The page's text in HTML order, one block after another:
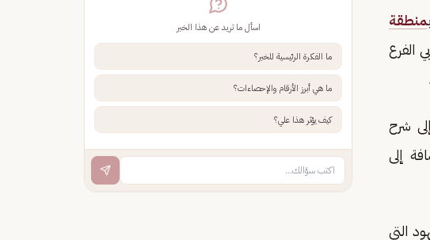
منطقة
الفرع
شرح
إلى
التي
اسأل ما تريد عن هذا الخبر
ما الفكرة الرئيسية للخبر؟
ما هي أبرز الأرقام والإحصاءات؟
كيف يؤثر هذا علي؟